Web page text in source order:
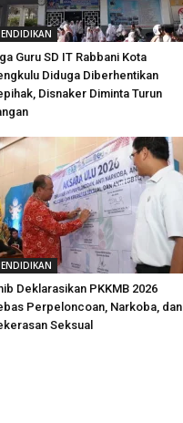
Guru SD IT Rabbani Kota
Diduga Diberhentikan
Disnaker Diminta Turun
Deklarasikan PKKMB 2026
Perpeloncoan, Narkoba, dan
Seksual